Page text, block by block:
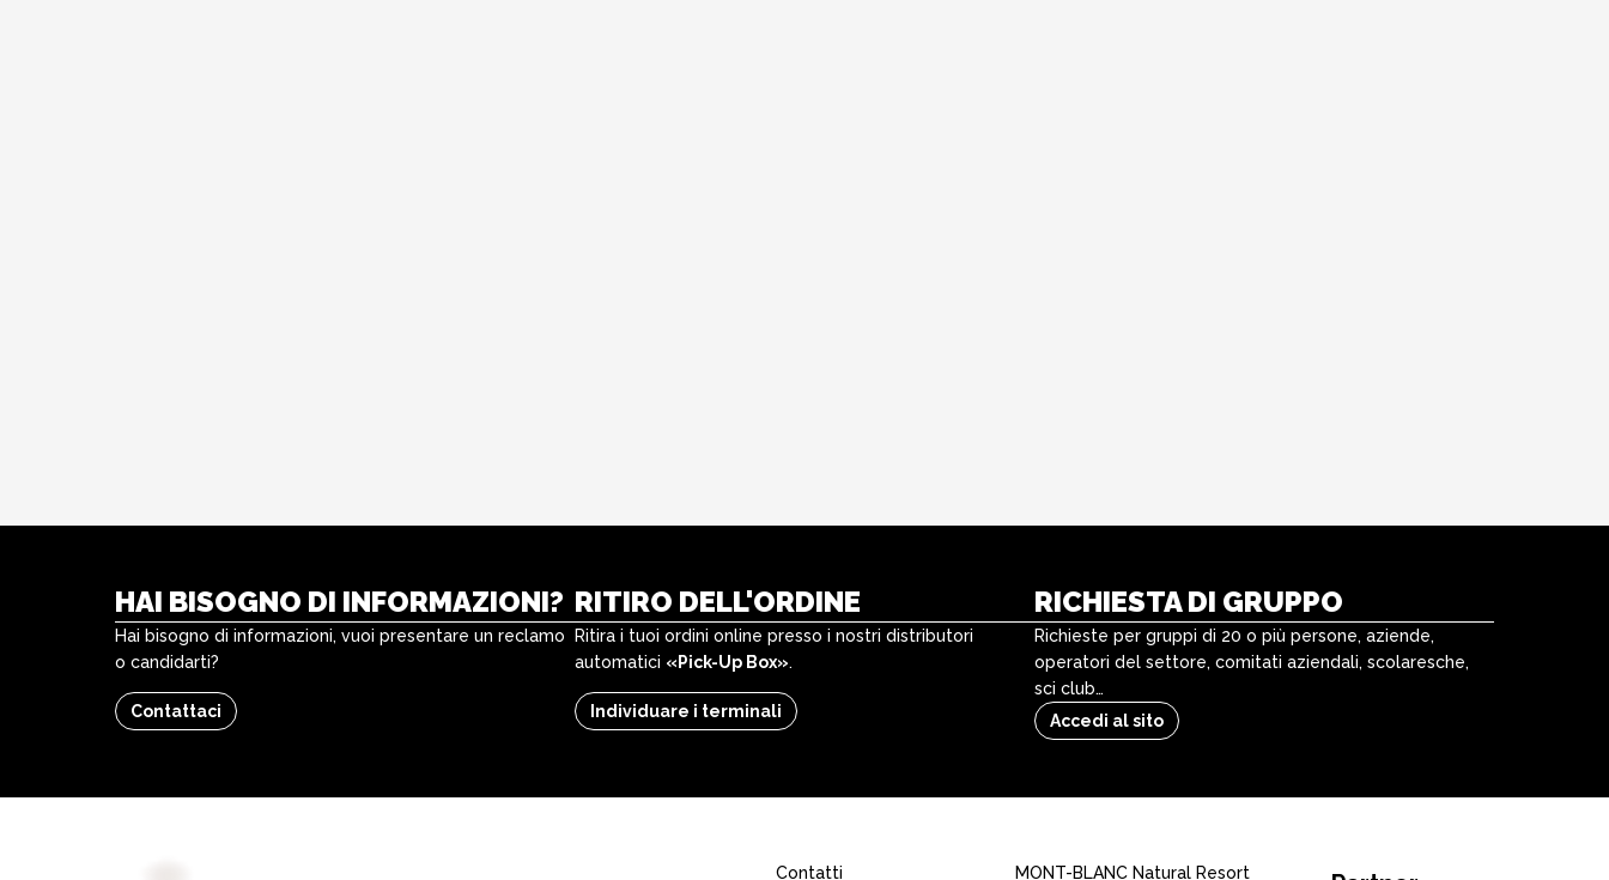
HAI BISOGNO DI INFORMAZIONI?
Hai bisogno di informazioni, vuoi presentare un reclamo
o candidarti?
Contattaci
RITIRO DELL'ORDINE
Ritira i tuoi ordini online presso i nostri distributori
automatici «Pick-Up Box».
Individuare i terminali
RICHIESTA DI GRUPPO
Richieste per gruppi di 20 o più persone, aziende,
operatori del settore, comitati aziendali, scolaresche,
sci club…
Accedi al sito
Contatti MONT-BLANC Natural Resort